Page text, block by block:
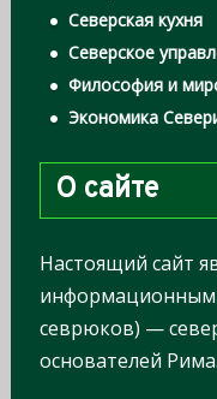
Северская кухня
Северское
Философия и
Экономика
О сайте
Настоящий сайт
информационным
севрюков) —
основателей Рима.